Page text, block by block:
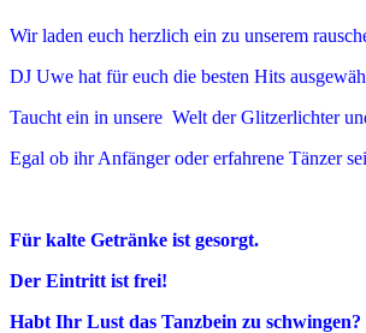
Wir laden euch herzlich ein zu unserem
DJ Uwe hat für euch die besten Hits
Taucht ein in unsere Welt der Glitzerlichter
Egal ob ihr Anfänger oder erfahrene Tänzer
Für kalte Getränke ist gesorgt.
Der Eintritt ist frei!
Habt Ihr Lust das Tanzbein zu